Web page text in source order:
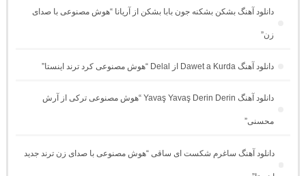
دانلود آهنگ بشکن بشکنه جون بابا بشکن از آریانا “هوش مصنوعی با صدای
زن”
دانلود آهنگ Dawet a Kurda از Delal “هوش مصنوعی کرد ترند اینستا”
دانلود آهنگ Yavaş Yavaş Derin Derin “هوش مصنوعی ترکی از آرش
محسنی”
دانلود آهنگ ساغرم شکست ای ساقی “هوش مصنوعی با صدای زن ترند جدید